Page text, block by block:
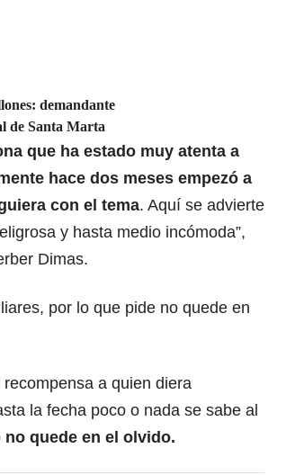
demandante
de Santa Marta
que ha estado muy atenta a
hace dos meses empezó a
con el tema. Aquí se advierte
y hasta medio incómoda”,
Dimas.
por lo que pide no quede en
a quien diera
la fecha poco o nada se sabe al
quede en el olvido.